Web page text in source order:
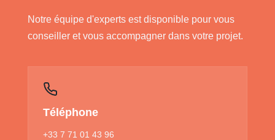
Notre équipe d'experts est disponible pour vous
conseiller et vous accompagner dans votre projet.
Téléphone
+33 7 71 01 43 96